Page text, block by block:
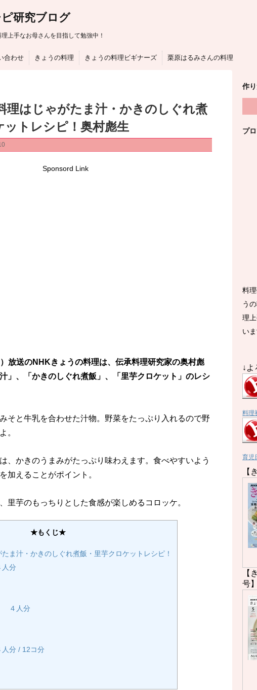
研究ブログ
上手なお母さんを目指して勉強中！
合わせ きょうの料理 きょうの料理ビギナーズ 栗原はるみさんの料理
理はじゃがたま汁・かきのしぐれ煮
ットレシピ！奥村彪生
Sponsord Link
放送のNHKきょうの料理は、伝承料理研究家の奥村彪
」、「かきのしぐれ煮飯」、「里芋クロケット」のレシ
そと牛乳を合わせた汁物。野菜をたっぷり入れるので野
。
は、かきのうまみがたっぷり味わえます。食べやすいよう
加えることがポイント。
里芋のもっちりとした食感が楽しめるコロッケ。
★もくじ★
ま汁・かきのしぐれ煮飯・里芋クロケットレシピ！
分
４人分
分 / 12コ分
作
プ
料
う
理
いま
↓
料理
育児
【
【
号】